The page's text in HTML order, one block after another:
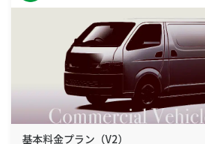
基本料金プラン（V2）